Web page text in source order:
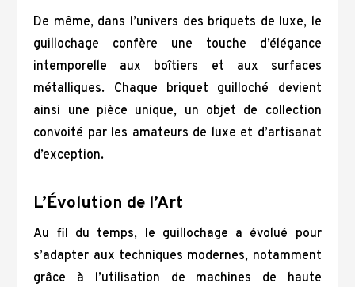
De même, dans l’univers des briquets de luxe, le
guillochage confère une touche d’élégance
intemporelle aux boîtiers et aux surfaces
métalliques. Chaque briquet guilloché devient
ainsi une pièce unique, un objet de collection
convoité par les amateurs de luxe et d’artisanat
d’exception.
L’Évolution de l’Art
Au fil du temps, le guillochage a évolué pour
s’adapter aux techniques modernes, notamment
grâce à l’utilisation de machines de haute